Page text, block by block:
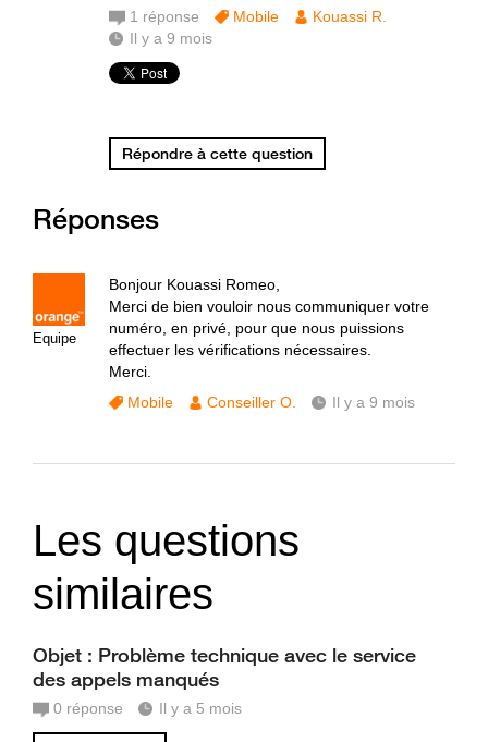
1 réponse Mobile
Kouassi R.
Il y a 9 mois
Répondre à cette question
Réponses
Equipe
Bonjour Kouassi Romeo,
Merci de bien vouloir nous communiquer votre
numéro, en privé, pour que nous puissions
effectuer les vérifications nécessaires.
Merci.
Mobile
Conseiller O. Il y a 9 mois
Les questions
similaires
Objet : Problème technique avec le service
des appels manqués
0 réponse Il y a 5 mois